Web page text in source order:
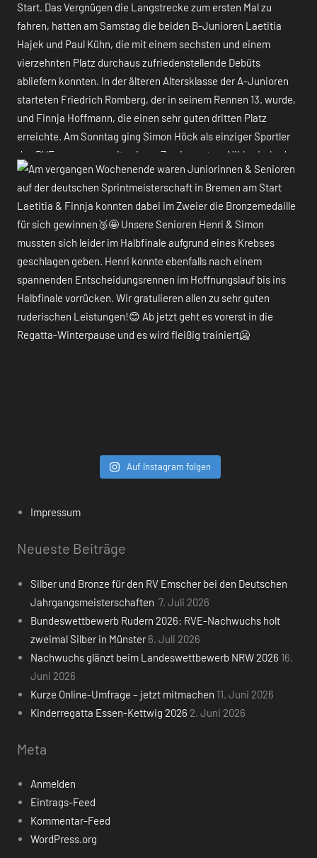
Auf Instagram folgen
Impressum
Neueste Beiträge
Silber und Bronze für den RV Emscher bei den Deutschen
Jahrgangsmeisterschaften 7. Juli 2026
Bundeswettbewerb Rudern 2026: RVE-Nachwuchs holt
zweimal Silber in Münster 6. Juli 2026
Nachwuchs glänzt beim Landeswettbewerb NRW 2026 16.
Juni 2026
Kurze Online-Umfrage – jetzt mitmachen 11. Juni 2026
Kinderregatta Essen-Kettwig 2026 2. Juni 2026
Meta
Anmelden
Eintrags-Feed
Kommentar-Feed
WordPress.org